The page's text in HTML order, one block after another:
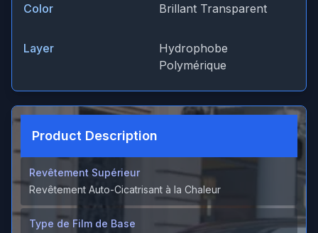
Color Brillant Transparent
Layer
Hydrophobe
Polymérique
Product Description
Revêtement Supérieur
Revêtement Auto-Cicatrisant à la Chaleur
Type de Film de Base